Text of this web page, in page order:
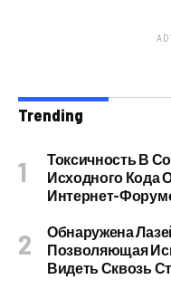
Trending
Токсичность В
Исходного Кода
Интернет-
Обнаружена
Позволяющая
Видеть Сквозь